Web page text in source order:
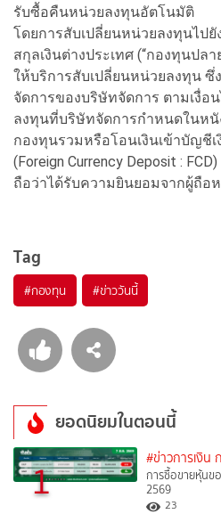
รับซื้อคืนหน่วยลงทุนอัตโนมัติ
โดยการสับเปลี่ยนหน่วยลงทุนไป
สกุลเงินต่างประเทศ (“กองทุนปล
ให้บริการสับเปลี่ยนหน่วยลงทุน ซึ่
จัดการของบริษัทจัดการ ตามเงื่อ
ลงทุนที่บริษัทจัดการกำหนดในห
กองทุนรวมหรือโอนเงินเข้าบัญชีเ
(Foreign Currency Deposit :
ถือว่าได้รับความยินยอมจากผู้ถือ
Tag
#กองทุน #ข่าววันนี้
ยอดนิยมในตอนนี้
1 #ข่าวการเงิน
การซื้อขายหุ้นข
2569
23